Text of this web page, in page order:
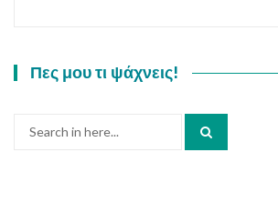
Πες μου τι ψάχνεις!